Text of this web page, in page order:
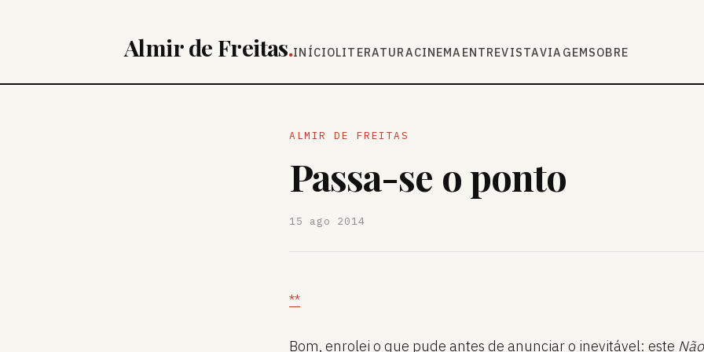
Almir de Freitas.INÍCIOLITERATURACINEMA ENTREVISTAVIAGEMSOBRE
ALMIR DE FREITAS
Passa-se o ponto
15 ago 2014
**
Bom, enrolei o que pude antes de anunciar o inevitável: este